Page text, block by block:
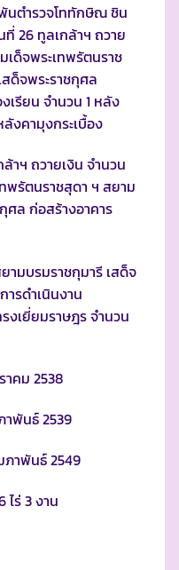
ำรวจโททักษิณ ชิน
ที่ 26 ทูลเกล้าฯ ถวาย
ด็จพระเทพรัตนราช
ด็จพระราชกุศล
เรียน จำนวน 1 หลัง
งคามุงกระเบื้อง
ถวายเงิน จำนวน
พรัตนราชสุดา ฯ สยาม
ศล ก่อสร้างอาคาร
ามบรมราชกุมารี เสด็จ
ารดำเนินงาน
งเยี่ยมราษฎร จำนวน
ม 2538
ธ์ 2539
นธ์ 2549
3 งาน